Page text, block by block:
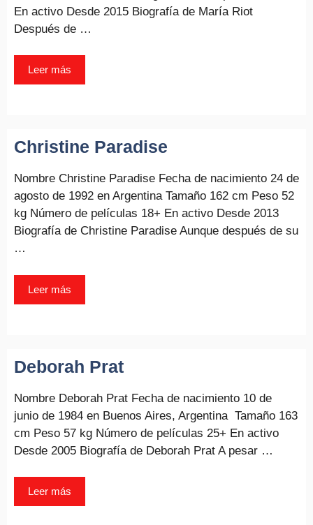
En activo Desde 2015 Biografía de María Riot
Después de …
Leer más
Christine Paradise
Nombre Christine Paradise Fecha de nacimiento 24 de
agosto de 1992 en Argentina Tamaño 162 cm Peso 52
kg Número de películas 18+ En activo Desde 2013
Biografía de Christine Paradise Aunque después de su
…
Leer más
Deborah Prat
Nombre Deborah Prat Fecha de nacimiento 10 de
junio de 1984 en Buenos Aires, Argentina Tamaño 163
cm Peso 57 kg Número de películas 25+ En activo
Desde 2005 Biografía de Deborah Prat A pesar …
Leer más